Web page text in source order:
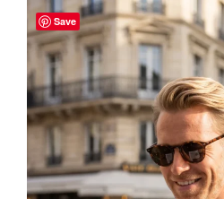
Save